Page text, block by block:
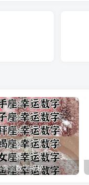
运数字揭秘